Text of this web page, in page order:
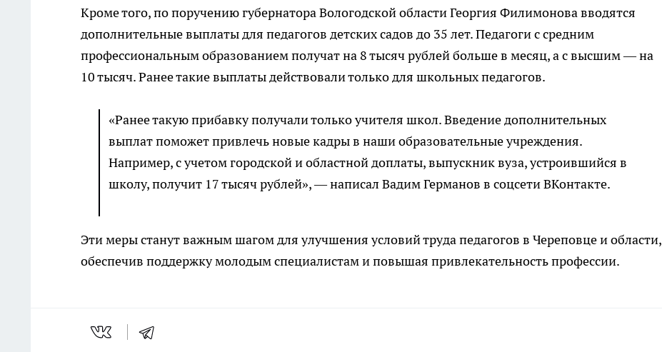
Кроме того, по поручению губернатора Вологодской области Георгия Филимонова вводятся
дополнительные выплаты для педагогов детских садов до 35 лет. Педагоги с средним
профессиональным образованием получат на 8 тысяч рублей больше в месяц, а с высшим — на
10 тысяч. Ранее такие выплаты действовали только для школьных педагогов.
«Ранее такую прибавку получали только учителя школ. Введение дополнительных
выплат поможет привлечь новые кадры в наши образовательные учреждения.
Например, с учетом городской и областной доплаты, выпускник вуза, устроившийся в
школу, получит 17 тысяч рублей», — написал Вадим Германов в соцсети ВКонтакте.
Эти меры станут важным шагом для улучшения условий труда педагогов в Череповце и области,
обеспечив поддержку молодым специалистам и повышая привлекательность профессии.